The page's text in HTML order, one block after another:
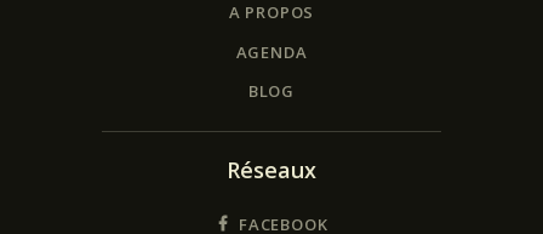
A PROPOS
AGENDA
BLOG
Réseaux
FACEBOOK